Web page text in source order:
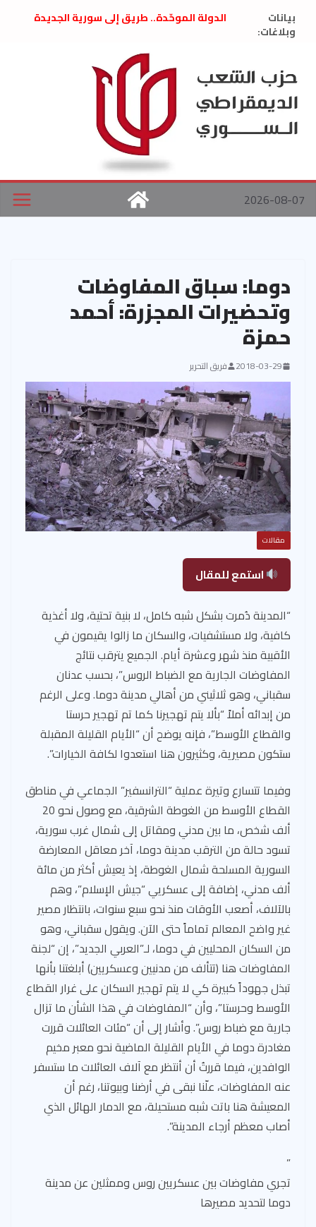
بيانات
وبلاغات:
الدولة الموحّدة.. طريق إلى سورية الجديدة
العام السابق لحزب الاتحاد الاشتراكي العربي
الديمقراطي
بلاغ صادر عن اجتماع اللجنة المركزية نيسان
2026
الحرب الأمريكية الإسرائيلية على نظام الملالي
في إيران .. بيان من حزب الشعب الديمقراطي
السوري
2026-08-07
دوما: سباق المفاوضات
وتحضيرات المجزرة: أحمد
حمزة
2018-03-29 فريق التحرير
مقالات
استمع للمقال
“المدينة دُمرت بشكل شبه كامل، لا بنية تحتية، ولا أغذية
كافية، ولا مستشفيات، والسكان ما زالوا يقيمون في
الأقبية منذ شهر وعشرة أيام. الجميع يترقب نتائج
المفاوضات الجارية مع الضباط الروس”، بحسب عدنان
سقباني، وهو ثلاثيني من أهالي مدينة دوما. وعلى الرغم
من إبدائه أملاً “بألا يتم تهجيرنا كما تم تهجير حرستا
والقطاع الأوسط”، فإنه يوضح أن “الأيام القليلة المقبلة
ستكون مصيرية، وكثيرون هنا استعدوا لكافة الخيارات”.
وفيما تتسارع وتيرة عملية “الترانسفير” الجماعي في مناطق
القطاع الأوسط من الغوطة الشرقية، مع وصول نحو 20
ألف شخص، ما بين مدني ومقاتل إلى شمال غرب سورية،
تسود حالة من الترقب مدينة دوما، آخر معاقل المعارضة
السورية المسلحة شمال الغوطة، إذ يعيش أكثر من مائة
ألف مدني، إضافة إلى عسكريي “جيش الإسلام”، وهم
بالآلاف، أصعب الأوقات منذ نحو سبع سنوات، بانتظار مصير
غير واضح المعالم تماماً حتى الآن. ويقول سقباني، وهو
من السكان المحليين في دوما، لـ”العربي الجديد”، إن “لجنة
المفاوضات هنا (تتألف من مدنيين وعسكريين) أبلغتنا بأنها
تبذل جهوداً كبيرة كي لا يتم تهجير السكان على غرار القطاع
الأوسط وحرستا”، وأن “المفاوضات في هذا الشأن ما تزال
جارية مع ضباط روس”. وأشار إلى أن “مئات العائلات قررت
مغادرة دوما في الأيام القليلة الماضية نحو معبر مخيم
الوافدين، فيما قررتُ أن أنتظر مع آلاف العائلات ما ستسفر
عنه المفاوضات، علّنا نبقى في أرضنا وبيوتنا، رغم أن
المعيشة هنا باتت شبه مستحيلة، مع الدمار الهائل الذي
أصاب معظم أرجاء المدينة”.
”
تجري مفاوضات بين عسكريين روس وممثلين عن مدينة
دوما لتحديد مصيرها